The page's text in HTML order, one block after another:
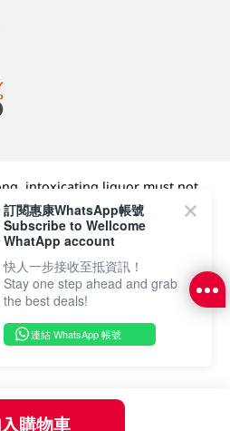
購物車
intoxicating liquor must not
(under 18) in the course of
中，向未成年人 (18 歲以下人士)
零售集團
The Dairy Farm Company
訂閱惠康WhatsApp帳號
Subscribe to Wellcome
WhatApp account
快人一步接收至抵資訊！
Stay one step ahead and grab
the best deals!
連結 WhatsApp 帳號